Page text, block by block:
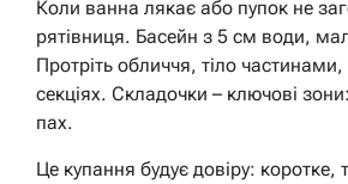
Коли ванна лякає або пупок не
рятівниця. Басейн з 5 см води,
Протріть обличчя, тіло
секціях. Складочки – ключові
пах.
Це купання будує довіру: